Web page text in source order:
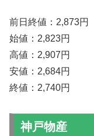
前日終値：2,873円
始値：2,823円
高値：2,907円
安値：2,684円
終値：2,740円
神戸物産